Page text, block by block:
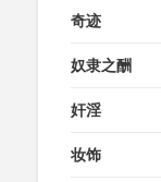
奇迹
奴隶之酬
奸淫
妆饰